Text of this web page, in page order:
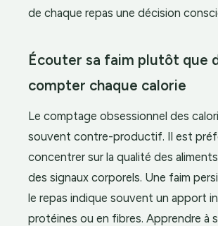
de chaque repas une décision
Écouter sa faim plutôt que
compter chaque calorie
Le comptage obsessionnel des
souvent contre-productif. Il est
concentrer sur la qualité des
des signaux corporels. Une faim
le repas indique souvent un apport
protéines ou en fibres. Apprendre à